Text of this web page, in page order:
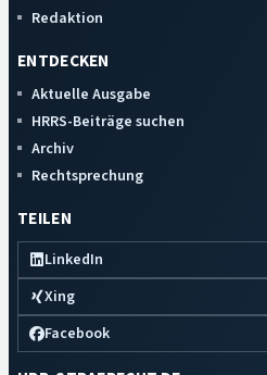
Redaktion
ENTDECKEN
Aktuelle Ausgabe
HRRS-Beiträge suchen
Archiv
Rechtsprechung
TEILEN
LinkedIn
Xing
Facebook